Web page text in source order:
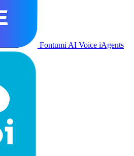
Fontumi AI Voice iAgents